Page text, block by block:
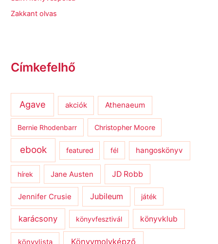
Zakkant olvas
Címkefelhő
Agave akciók Athenaeum
Bernie Rhodenbarr Christopher Moore
ebook featured fél hangoskönyv
hírek Jane Austen JD Robb
Jennifer Crusie Jubileum játék
karácsony könyvfesztivál könyvklub
könyvlista Könyvmolyképző